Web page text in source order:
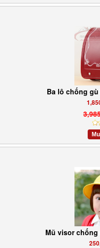
Ba lô chống
Mũ visor chống